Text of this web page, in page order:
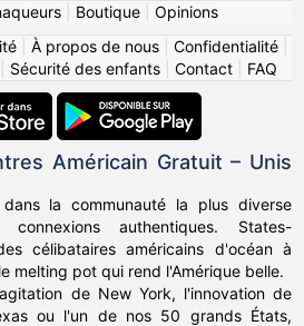
| Boutique| Opinions
À propos de nous Confidentialité
Sécurité des enfants| Contact| FAQ
Américain Gratuit – Unis
la communauté la plus diverse
authentiques. States-
célibataires américains d'océan à
melting pot qui rend l'Amérique belle.
de New York, l'innovation de
ou l'un de nos 50 grands États,